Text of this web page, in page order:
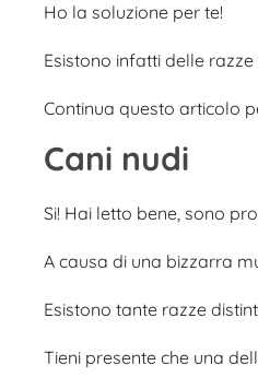
Ho la soluzione per te!
Esistono infatti delle
Continua questo articolo
Cani nudi
Si! Hai letto bene, sono
A causa di una bizzarra
Esistono tante razze
Tieni presente che una